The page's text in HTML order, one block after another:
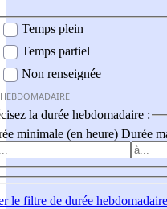
Temps plein
Temps partiel
Non renseignée
la durée hebdomadaire :
minimale (en heure) Durée
le filtre de durée hebdomadaire